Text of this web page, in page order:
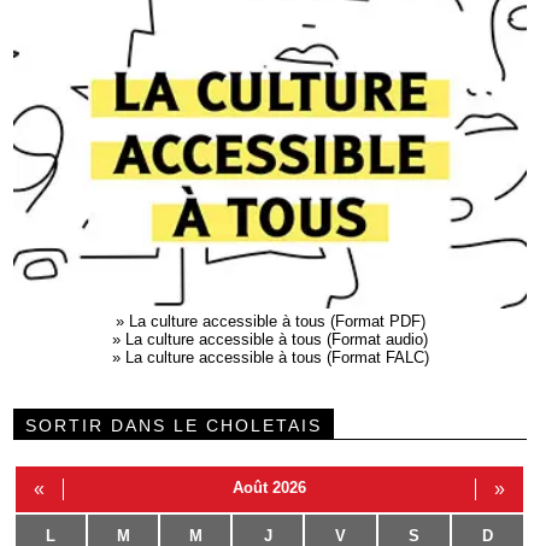
» La culture accessible à tous (Format PDF)
» La culture accessible à tous (Format audio)
» La culture accessible à tous (Format FALC)
SORTIR DANS LE CHOLETAIS
« Août 2026 »
L M M J V S D